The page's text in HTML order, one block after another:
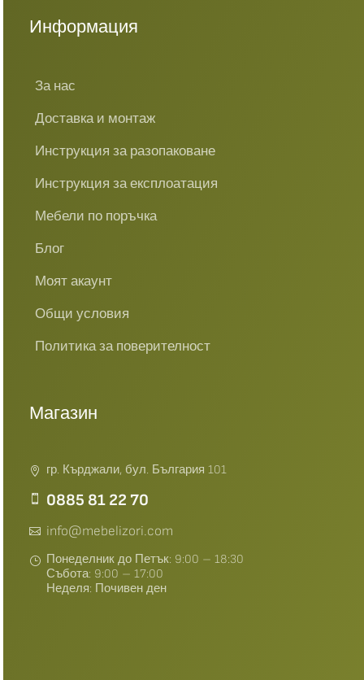
Информация
За нас
Доставка и монтаж
Инструкция за разопаковане
Инструкция за експлоатация
Мебели по поръчка
Блог
Моят акаунт
Общи условия
Политика за поверителност
Магазин
гр. Кърджали, бул. България 101
0885 81 22 70
info@mebelizori.com
Понеделник до Петък: 9:00 – 18:30
Събота: 9:00 – 17:00
Неделя: Почивен ден